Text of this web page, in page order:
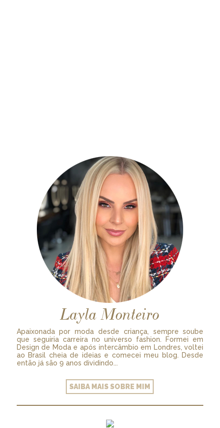
Layla Monteiro
Apaixonada por moda desde criança, sempre soube
que seguiria carreira no universo fashion. Formei em
Design de Moda e após intercâmbio em Londres, voltei
ao Brasil cheia de ideias e comecei meu blog. Desde
então já são 9 anos dividindo...
SAIBA MAIS SOBRE MIM